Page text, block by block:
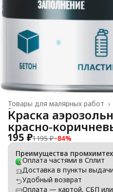
Товары для малярных работ ›
Главная
Краска
красно-
195 ₽1 195 ₽−84%
Преимущества
Оплата частями в Сплит
Доставка в пункты
Удобный возврат
Оплата — картой, СБП